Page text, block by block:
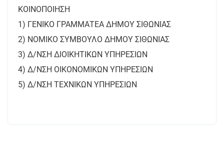
ΚΟΙΝΟΠΟΙΗΣΗ
1) ΓΕΝΙΚΟ ΓΡΑΜΜΑΤΕΑ ΔΗΜΟΥ ΣΙΘΩΝΙΑΣ
2) ΝΟΜΙΚΟ ΣΥΜΒΟΥΛΟ ΔΗΜΟΥ ΣΙΘΩΝΙΑΣ
3) Δ/ΝΣΗ ΔΙΟΙΚΗΤΙΚΩΝ ΥΠΗΡΕΣΙΩΝ
4) Δ/ΝΣΗ ΟΙΚΟΝΟΜΙΚΩΝ ΥΠΗΡΕΣΙΩΝ
5) Δ/ΝΣΗ ΤΕΧΝΙΚΩΝ ΥΠΗΡΕΣΙΩΝ